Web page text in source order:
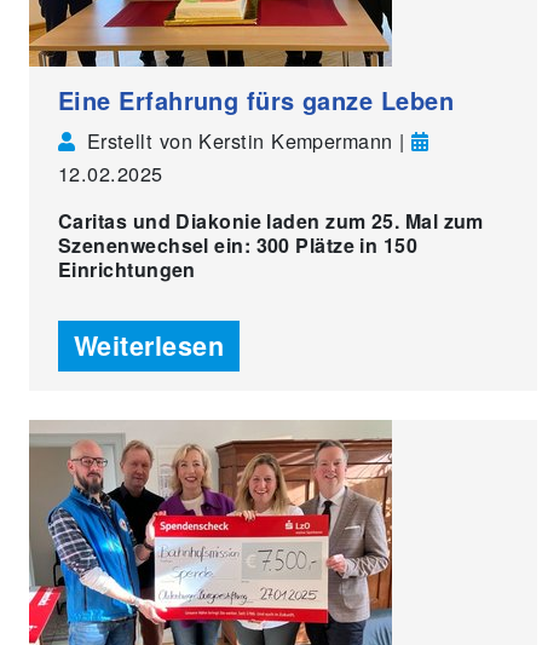
Eine Erfahrung fürs ganze Leben
Erstellt von Kerstin Kempermann |
12.02.2025
Caritas und Diakonie laden zum 25. Mal zum
Szenenwechsel ein: 300 Plätze in 150
Einrichtungen
Weiterlesen